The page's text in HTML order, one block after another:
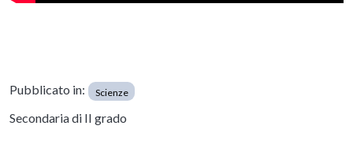
Pubblicato in: Scienze
Secondaria di II grado